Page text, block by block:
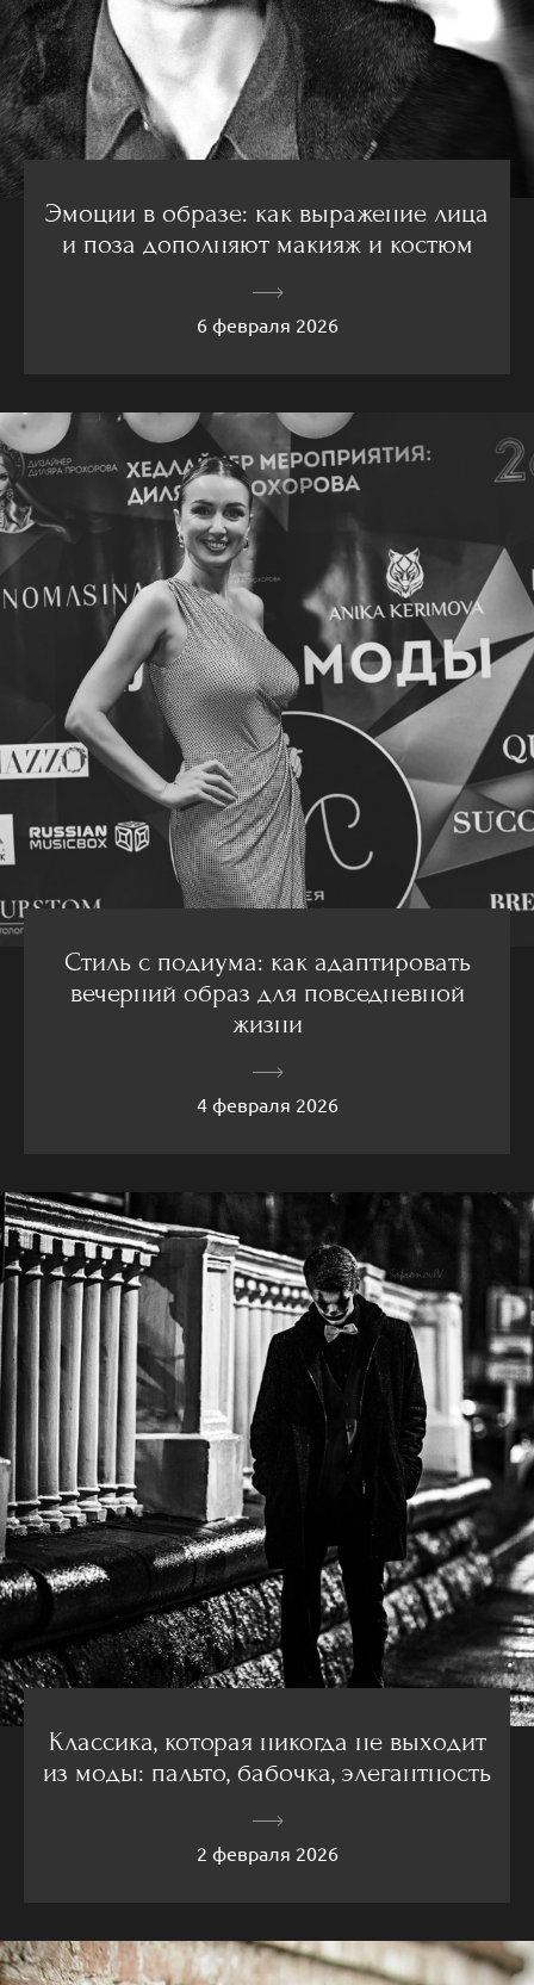
Эмоции в образе: как выражение лица
и поза дополняют макияж и костюм
6 февраля 2026
Стиль с подиума: как адаптировать
вечерний образ для повседневной
жизни
4 февраля 2026
Классика, которая никогда не выходит
из моды: пальто, бабочка, элегантность
2 февраля 2026